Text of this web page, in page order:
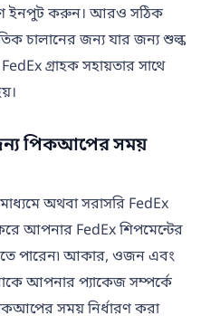
ইনপুট করুন। আরও সঠিক
চালানের জন্য যার জন্য শুল্ক
গ্রাহক সহায়তার সাথে
পিকআপের সময়
অথবা সরাসরি FedEx
আপনার FedEx শিপমেন্টের
পারেন৷ আকার, ওজন এবং
আপনার প্যাকেজ সম্পর্কে
সময় নির্ধারণ করা